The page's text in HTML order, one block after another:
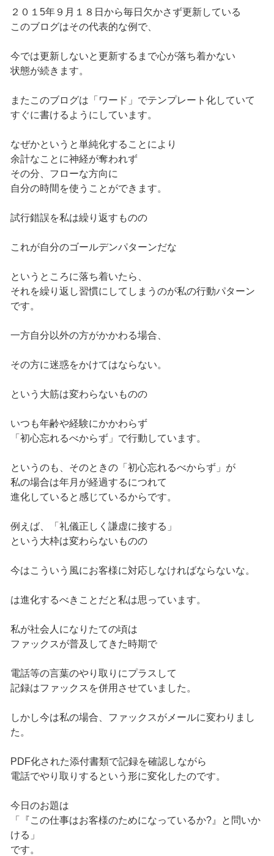
２０１5年９月１８日から毎日欠かさず更新している
このブログはその代表的な例で、
今では更新しないと更新するまで心が落ち着かない
状態が続きます。
またこのブログは「ワード」でテンプレート化していて
すぐに書けるようにしています。
なぜかというと単純化することにより
余計なことに神経が奪われず
その分、フローな方向に
自分の時間を使うことができます。
試行錯誤を私は繰り返すものの
これが自分のゴールデンパターンだな
というところに落ち着いたら、
それを繰り返し習慣にしてしまうのが私の行動パターン
です。
一方自分以外の方がかかわる場合、
その方に迷惑をかけてはならない。
という大筋は変わらないものの
いつも年齢や経験にかかわらず
「初心忘れるべからず」で行動しています。
というのも、そのときの「初心忘れるべからず」が
私の場合は年月が経過するにつれて
進化していると感じているからです。
例えば、「礼儀正しく謙虚に接する」
という大枠は変わらないものの
今はこういう風にお客様に対応しなければならないな。
は進化するべきことだと私は思っています。
私が社会人になりたての頃は
ファックスが普及してきた時期で
電話等の言葉のやり取りにプラスして
記録はファックスを併用させていました。
しかし今は私の場合、ファックスがメールに変わりまし
た。
PDF化された添付書類で記録を確認しながら
電話でやり取りするという形に変化したのです。
今日のお題は
「『この仕事はお客様のためになっているか?』と問いか
ける」
です。